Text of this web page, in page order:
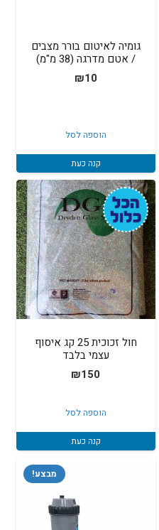
גומיה לאיטום בורר מצבים
/ אטם מדרגה (38 מ"מ)
₪10
הוספה לסל
קנה כעת
חול זכוכית 25 קג איסוף
עצמי בלבד
₪150
הוספה לסל
קנה כעת
מבצע!